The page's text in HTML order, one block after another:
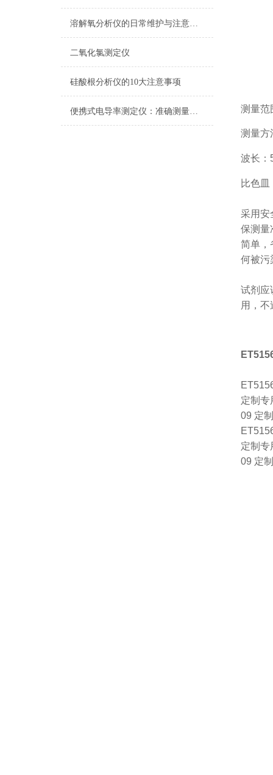
溶解氧分析仪的日常维护与注意事项
二氧化氯测定仪
硅酸根分析仪的10大注意事项
便携式电导率测定仪：准确测量水质电导率，保障饮用水安全与健康 测量范
测量方
波长：
比色
采用安
保测量
简单，
何被污
试剂应
用，
定制专
09 定
定制专
09 定